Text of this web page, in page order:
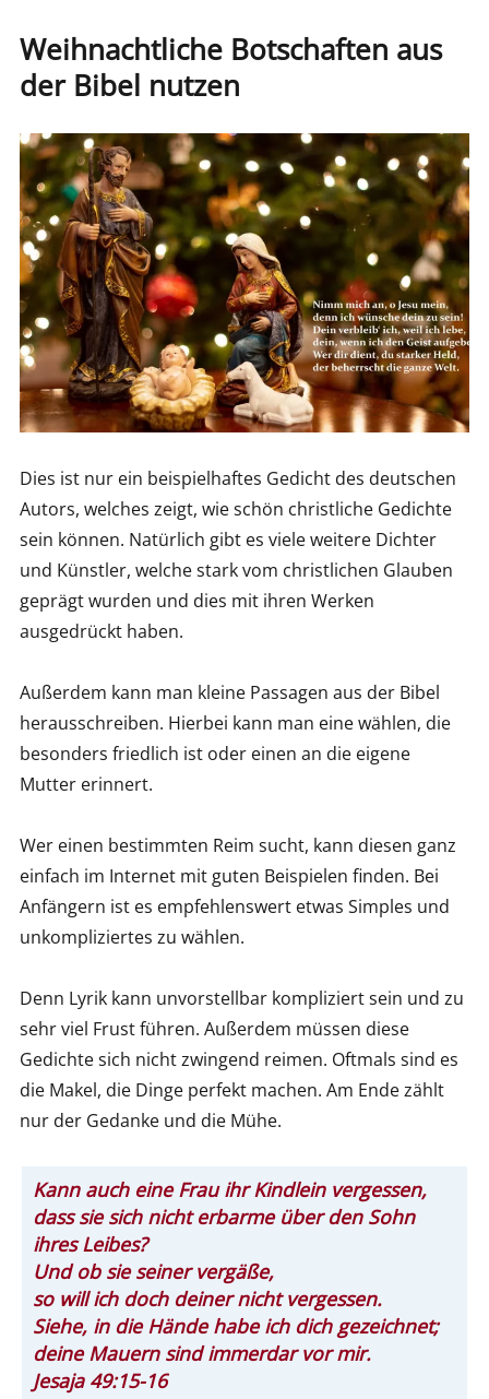
Weihnachtliche Botschaften aus
der Bibel nutzen
Dies ist nur ein beispielhaftes Gedicht des deutschen
Autors, welches zeigt, wie schön christliche Gedichte
sein können. Natürlich gibt es viele weitere Dichter
und Künstler, welche stark vom christlichen Glauben
geprägt wurden und dies mit ihren Werken
ausgedrückt haben.
Außerdem kann man kleine Passagen aus der Bibel
herausschreiben. Hierbei kann man eine wählen, die
besonders friedlich ist oder einen an die eigene
Mutter erinnert.
Wer einen bestimmten Reim sucht, kann diesen ganz
einfach im Internet mit guten Beispielen finden. Bei
Anfängern ist es empfehlenswert etwas Simples und
unkompliziertes zu wählen.
Denn Lyrik kann unvorstellbar kompliziert sein und zu
sehr viel Frust führen. Außerdem müssen diese
Gedichte sich nicht zwingend reimen. Oftmals sind es
die Makel, die Dinge perfekt machen. Am Ende zählt
nur der Gedanke und die Mühe.
Kann auch eine Frau ihr Kindlein vergessen,
dass sie sich nicht erbarme über den Sohn
ihres Leibes?
Und ob sie seiner vergäße,
so will ich doch deiner nicht vergessen.
Siehe, in die Hände habe ich dich gezeichnet;
deine Mauern sind immerdar vor mir.
Jesaja 49:15-16